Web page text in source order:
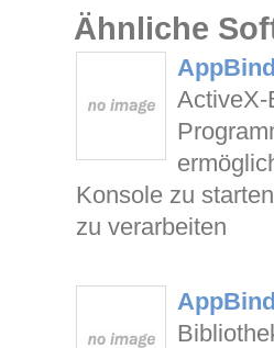
Ähnliche
ActiveX-
Konsole zu
zu verarbeiten